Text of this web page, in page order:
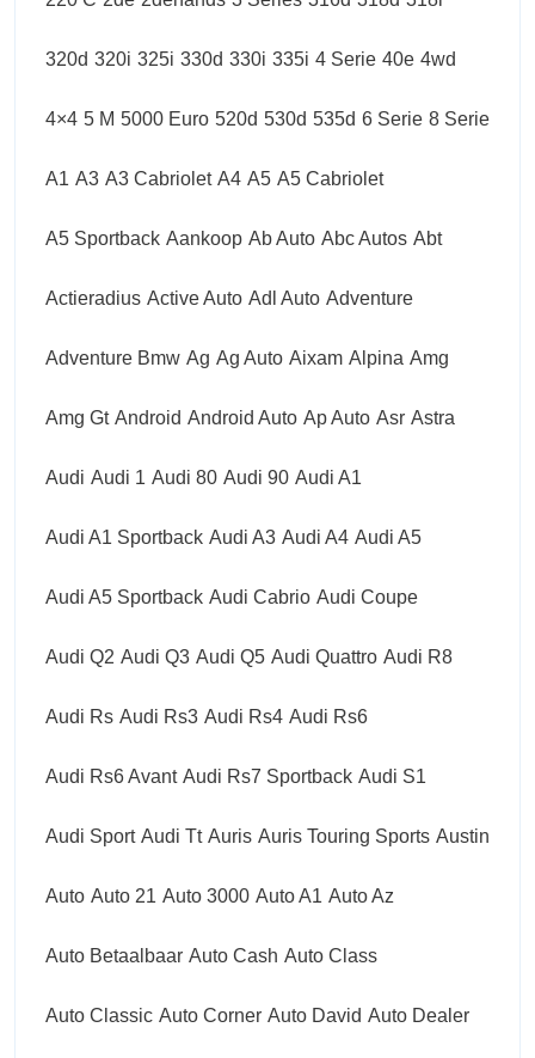
320d 320i 325i 330d 330i 335i 4 Serie 40e 4wd
4×4 5 M 5000 Euro 520d 530d 535d 6 Serie 8 Serie
A1 A3 A3 Cabriolet A4 A5 A5 Cabriolet
A5 Sportback Aankoop Ab Auto Abc Autos Abt
Actieradius Active Auto Adl Auto Adventure
Adventure Bmw Ag Ag Auto Aixam Alpina Amg
Amg Gt Android Android Auto Ap Auto Asr Astra
Audi Audi 1 Audi 80 Audi 90 Audi A1
Audi A1 Sportback Audi A3 Audi A4 Audi A5
Audi A5 Sportback Audi Cabrio Audi Coupe
Audi Q2 Audi Q3 Audi Q5 Audi Quattro Audi R8
Audi Rs Audi Rs3 Audi Rs4 Audi Rs6
Audi Rs6 Avant Audi Rs7 Sportback Audi S1
Audi Sport Audi Tt Auris Auris Touring Sports Austin
Auto Auto 21 Auto 3000 Auto A1 Auto Az
Auto Betaalbaar Auto Cash Auto Class
Auto Classic Auto Corner Auto David Auto Dealer